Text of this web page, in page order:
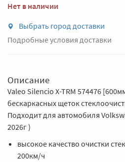
Нет в наличии
Выбрать город доставки
Подробные условия доставки
Описание
Valeo Silencio X-TRM 574476
бескаркасных щеток
Подходит для автомобиля
2026г )
высокое качество очистки
200км/ч